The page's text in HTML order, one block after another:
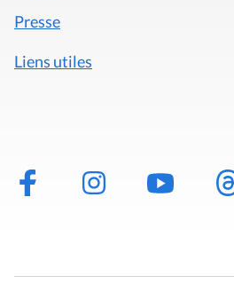
Presse
Liens utiles